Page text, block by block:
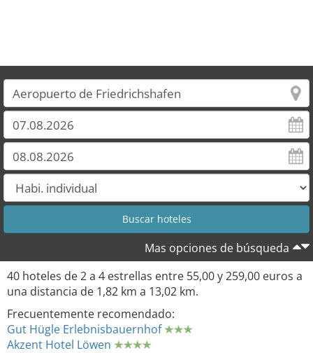
Mas opciones de búsqueda
40 hoteles de 2 a 4 estrellas entre 55,00 y 259,00 euros a
una distancia de 1,82 km a 13,02 km.
Frecuentemente recomendado:
Gut Hügle Erlebnisbauernhof
Akzent Hotel Löwen